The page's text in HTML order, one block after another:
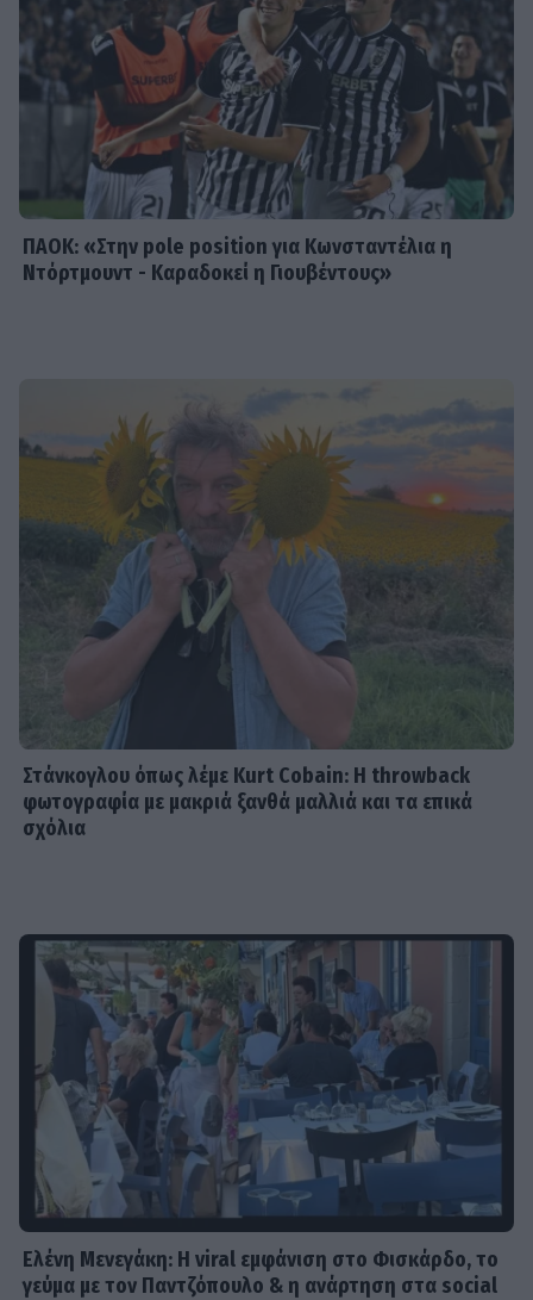
SHOWBIZ
Η Σία Κοσιώνη επενδύει στη
βερμούδα – Η βόλτα στο κέντρο της
πόλης με chic casual look που
ξεχώρισε
ΠΑΟΚ: «Στην pole position για Κωνσταντέλια η
Ντόρτμουντ - Καραδοκεί η Γιουβέντους»
Στάνκογλου όπως λέμε Kurt Cobain: H throwback
φωτογραφία με μακριά ξανθά μαλλιά και τα επικά
σχόλια
Ελένη Μενεγάκη: Η viral εμφάνιση στο Φισκάρδο, το
γεύμα με τον Παντζόπουλο & η ανάρτηση στα social